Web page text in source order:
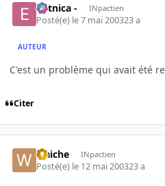
- etnica - INpactien
Posté(e) le 7 mai 200323 a
AUTEUR
C'est un problème qui avait été
Citer
waiche INpactien
Posté(e) le 12 mai 200323 a